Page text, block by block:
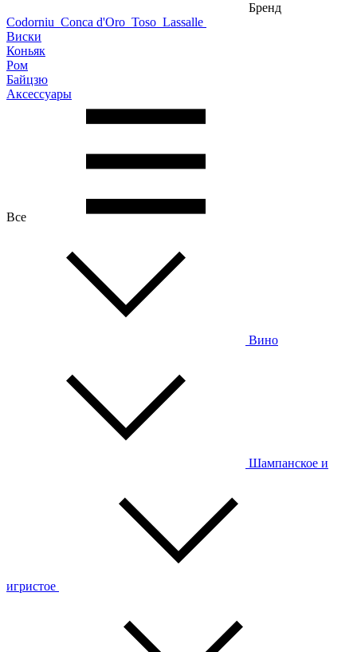
Бренд
Codorniu Conca d'Oro Toso Lassalle
Виски
Коньяк
Ром
Байцзю
Аксессуары
Все
Вино
Шампанское и
игристое